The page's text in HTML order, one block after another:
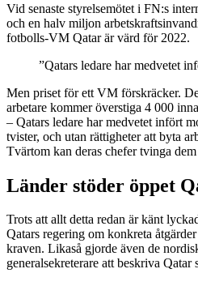
Vid senaste styrelsemötet i FN:s
och en halv miljon
fotbolls-VM Qatar är värd för 2022.
”Qatars ledare har medvetet
Men priset för ett VM förskräcker.
arbetare kommer överstiga 4 000
– Qatars ledare har medvetet infört
tvister, och utan rättigheter att byta
Tvärtom kan deras chefer tvinga
Länder stöder öppet
Trots att allt detta redan är känt
Qatars regering om konkreta
kraven. Likaså gjorde även de
generalsekreterare att beskriva